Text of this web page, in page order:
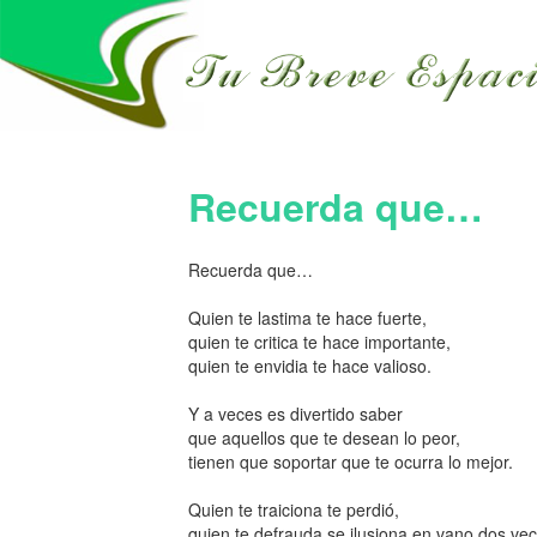
Recuerda que…
Recuerda que…
Quien te lastima te hace fuerte,
quien te critica te hace importante,
quien te envidia te hace valioso.
Y a veces es divertido saber
que aquellos que te desean lo peor,
tienen que soportar que te ocurra lo mejor.
Quien te traiciona te perdió,